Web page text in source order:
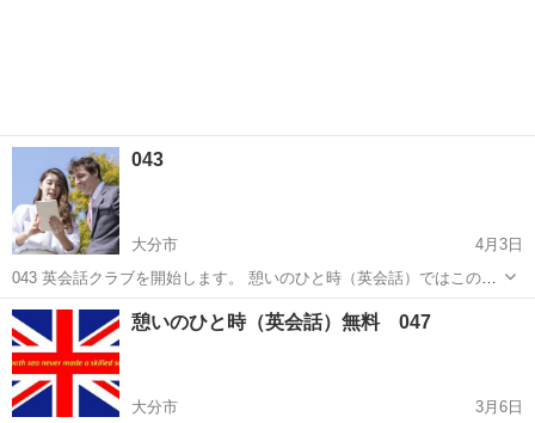
043
大分市
4月3日
043 英会話クラブを開始します。 憩いのひと時（英会話）ではこのた
び英会話クラブを開始します。 この英会話クラブは学習ではなくて、
1：1で英会話を楽しむことが主体です。 ブレークアウトルーム...
大分 大分市 無料
憩いのひと時（英会話）無料 047
大分市
3月6日